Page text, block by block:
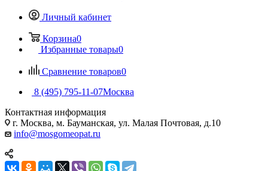
Личный кабинет
Корзина0
Избранные товары0
Сравнение товаров0
8 (495) 795-11-07Москва
Контактная информация
г. Москва, м. Бауманская, ул. Малая Почтовая, д.10
info@mosgomeopat.ru